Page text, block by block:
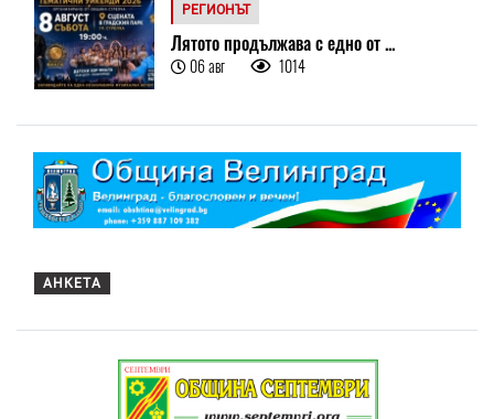
РЕГИОНЪТ
Лятото продължава с едно от ...
06 авг 1014
АНКЕТА